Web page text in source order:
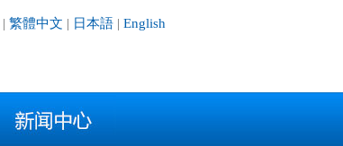
| 繁體中文 | 日本語 | English